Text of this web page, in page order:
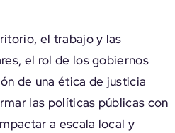
el trabajo y las
el rol de los gobiernos
de una ética de justicia
las políticas públicas con
a escala local y